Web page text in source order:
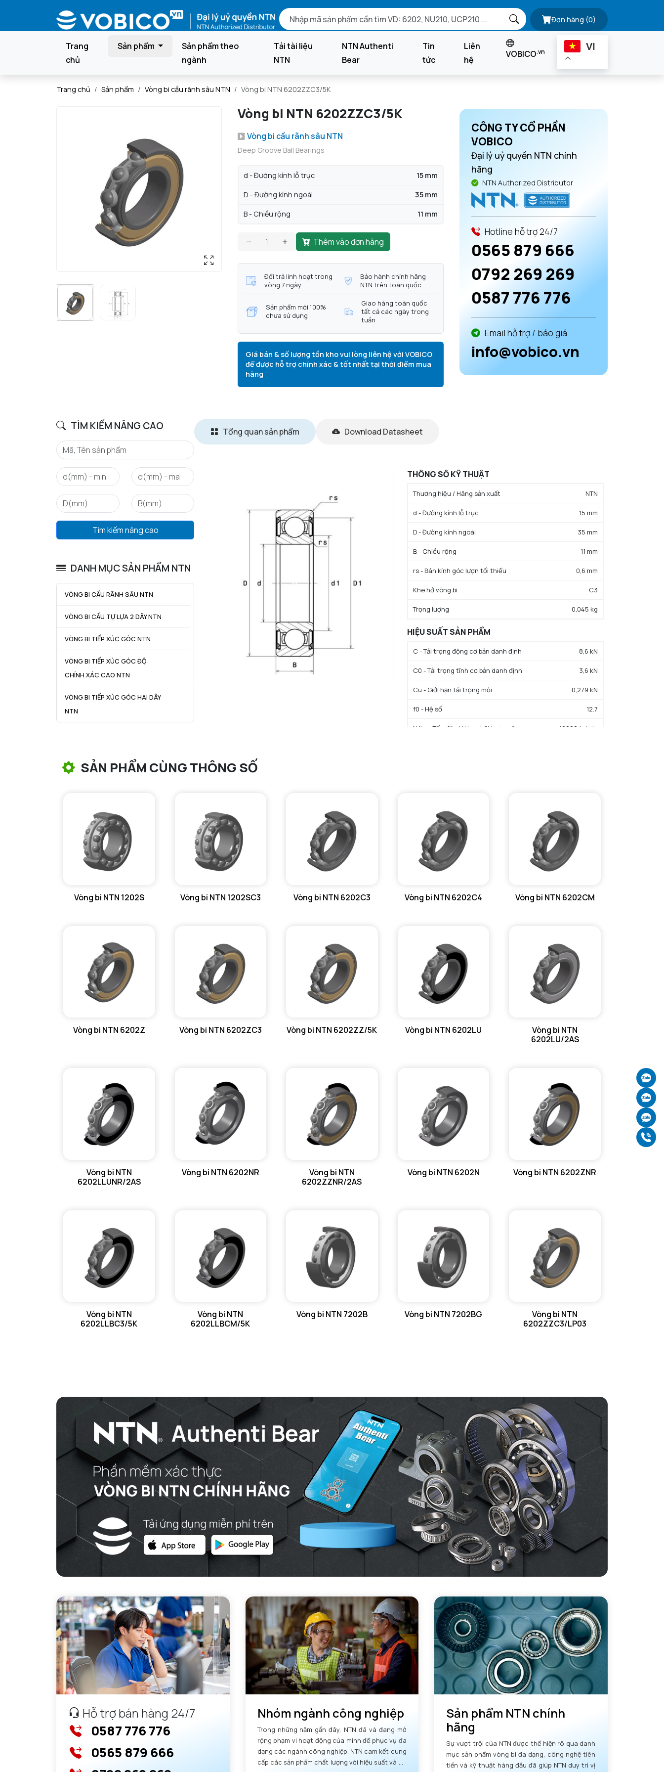
Đơn hàng (0)
Trang
chủ
Sản phẩm
Sản phẩm theo
ngành
Tải tài liệu
NTN
NTN Authenti
Bear
Tin
tức
Liên
hệ
VOBICO.vn VI
Trang chủ Sản phẩm Vòng bi cầu rãnh sâu NTN Vòng bi NTN 6202ZZC3/5K
Vòng bi NTN 6202ZZC3/5K
Vòng bi cầu rãnh sâu NTN
Deep Groove Ball Bearings
d - Đường kính lỗ trục 15 mm
D - Đường kính ngoài 35 mm
B - Chiều rộng 11 mm
Thêm vào đơn hàng
Đổi trả linh hoạt trong
vòng 7 ngày
Bảo hành chính hãng
NTN trên toàn quốc
Sản phẩm mới 100%
chưa sử dụng
Giao hàng toàn quốc
tất cả các ngày trong
tuần
Giá bán & số lượng tồn kho vui lòng liên hệ với VOBICO
để được hỗ trợ chính xác & tốt nhất tại thời điểm mua
hàng
CÔNG TY CỔ PHẦN
VOBICO
Đại lý uỷ quyền NTN chính
hãng
NTN Authorized Distributor
Hotline hỗ trợ 24/7
0565 879 666
0792 269 269
0587 776 776
Email hỗ trợ / báo giá
info@vobico.vn
TÌM KIẾM NÂNG CAO
Tìm kiếm nâng cao
DANH MỤC SẢN PHẨM NTN
VÒNG BI CẦU RÃNH SÂU NTN
VÒNG BI CẦU TỰ LỰA 2 DÃY NTN
VÒNG BI TIẾP XÚC GÓC NTN
VÒNG BI TIẾP XÚC GÓC ĐỘ
CHÍNH XÁC CAO NTN
VÒNG BI TIẾP XÚC GÓC HAI DÃY
NTN
VÒNG BI ĐŨA TRỤ NTN
VÒNG BI KIM NTN
VÒNG BI CHẶN TRỤC NTN
GỐI ĐỠ NTN
PHỤ KIỆN NTN
MÁY GIA NHIỆT NTN
Tổng quan sản phẩm Download Datasheet
THÔNG SỐ KỸ THUẬT
Thương hiệu / Hãng sản xuất NTN
d - Đường kính lỗ trục 15 mm
D - Đường kính ngoài 35 mm
B - Chiều rộng 11 mm
rs - Bán kính góc lượn tối thiểu 0,6 mm
Khe hở vòng bi C3
Trọng lượng 0,045 kg
HIỆU SUẤT SẢN PHẨM
C - Tải trọng động cơ bản danh định 8,6 kN
C0 - Tải trọng tĩnh cơ bản danh định 3,6 kN
Cu - Giới hạn tải trọng mỏi 0,279 kN
f0 - Hệ số 12.7
N lim - Tốc độ giới hạn bôi trơn mỡ 19000 tr/min
da min - Đường kính vai tối thiểu IR
Da max - Đường kính vai tối đa OR 31 mm
ra max - Bán kính góc lượn tối đa trục & vỏ 0,6 mm
SẢN PHẨM CÙNG THÔNG SỐ
Vòng bi NTN 1202S Vòng bi NTN 1202SC3 Vòng bi NTN 6202C3 Vòng bi NTN 6202C4 Vòng bi NTN 6202CM
Vòng bi NTN 6202Z Vòng bi NTN 6202ZC3 Vòng bi NTN 6202ZZ/5K Vòng bi NTN 6202LU
Vòng bi NTN
6202LU/2AS
Vòng bi NTN
6202LLUNR/2AS
Vòng bi NTN 6202NR
Vòng bi NTN
6202ZZNR/2AS
Vòng bi NTN 6202N Vòng bi NTN 6202ZNR
Vòng bi NTN
6202LLBC3/5K
Vòng bi NTN
6202LLBCM/5K
Vòng bi NTN 7202B Vòng bi NTN 7202BG
Vòng bi NTN
6202ZZC3/LP03
Hỗ trợ bán hàng 24/7
0587 776 776
0565 879 666
Nhóm ngành công nghiệp
Trong những năm gần đây, NTN đã và đang mở
rộng phạm vi hoạt động của mình để phục vụ đa
dạng các ngành công nghiệp. NTN cam kết cung
cấp các sản phẩm chất lượng với hiệu suất và độ
Sản phẩm NTN chính
hãng
Sự vượt trội của NTN được thể hiện rõ qua danh
mục sản phẩm vòng bi đa dạng, công nghệ tiên
tiến và kỹ thuật hàng đầu đã giúp NTN duy trì vị